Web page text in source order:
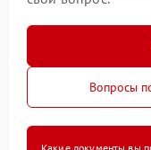
Вопросы